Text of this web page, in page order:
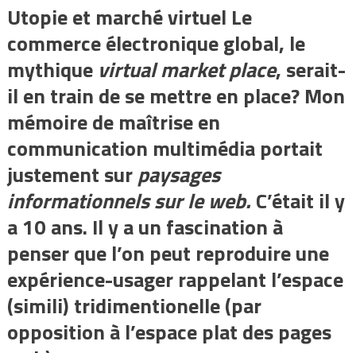
Utopie et marché virtuel Le
commerce électronique global, le
mythique virtual market place, serait-
il en train de se mettre en place? Mon
mémoire de maîtrise en
communication multimédia portait
justement surpaysages
informationnels sur le web. C’était il y
a 10 ans. Il y a un fascination à
penser que l’on peut reproduire une
expérience-usager rappelant l’espace
(simili) tridimentionelle (par
opposition à l’espace plat des pages